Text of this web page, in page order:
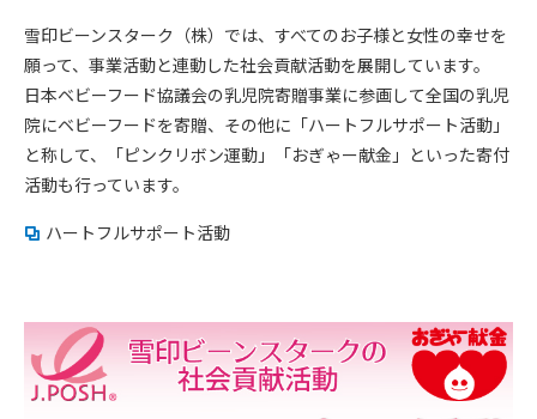
雪印ビーンスターク（株）では、すべてのお子様と女性の幸せを
願って、事業活動と連動した社会貢献活動を展開しています。
日本ベビーフード協議会の乳児院寄贈事業に参画して全国の乳児
院にベビーフードを寄贈、その他に「ハートフルサポート活動」
と称して、「ピンクリボン運動」「おぎゃー献金」といった寄付
活動も行っています。
ハートフルサポート活動